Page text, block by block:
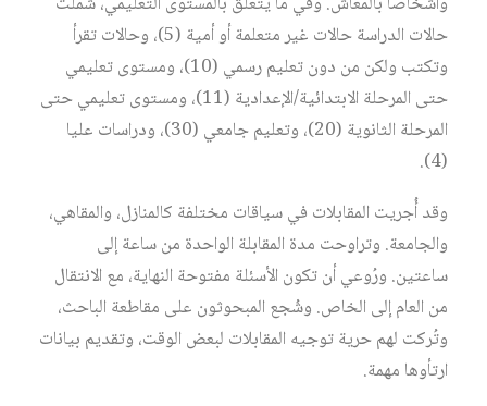
حالات الدراسة حالات غير متعلمة أو أمية (5)، وحالات تقرأ
وتكتب ولكن من دون تعليم رسمي (10)، ومستوى تعليمي
حتى المرحلة الابتدائية/الإعدادية (11)، ومستوى تعليمي حتى
المرحلة الثانوية (20)، وتعليم جامعي (30)، ودراسات عليا
(4).
وقد أُجريت المقابلات في سياقات مختلفة كالمنازل، والمقاهي،
والجامعة. وتراوحت مدة المقابلة الواحدة من ساعة إلى
ساعتين. ورُوعي أن تكون الأسئلة مفتوحة النهاية، مع الانتقال
من العام إلى الخاص. وشُجع المبحوثون على مقاطعة الباحث،
وتُركت لهم حرية توجيه المقابلات لبعض الوقت، وتقديم بيانات
ارتأوها مهمة.